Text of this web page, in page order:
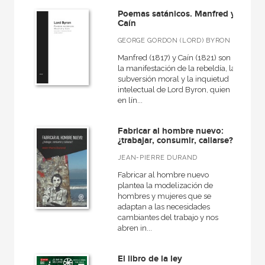
Poemas satánicos. Manfred y
Caín
GEORGE GORDON (LORD) BYRON
Manfred (1817) y Caín (1821) son
la manifestación de la rebeldía, la
subversión moral y la inquietud
intelectual de Lord Byron, quien
en lín...
Fabricar al hombre nuevo:
¿trabajar, consumir, callarse?
JEAN-PIERRE DURAND
Fabricar al hombre nuevo
plantea la modelización de
hombres y mujeres que se
adaptan a las necesidades
cambiantes del trabajo y nos
abren in...
El libro de la ley